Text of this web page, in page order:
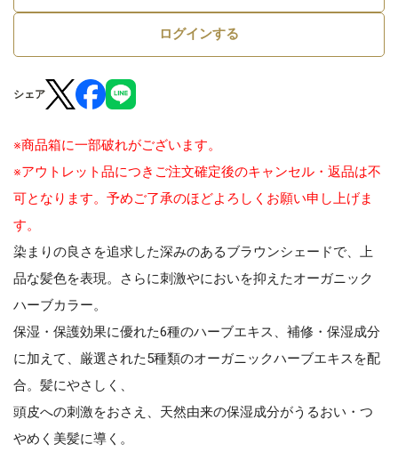
ログインする
シェア
※商品箱に一部破れがございます。
※アウトレット品につきご注文確定後のキャンセル・返品は不
可となります。予めご了承のほどよろしくお願い申し上げま
す。
染まりの良さを追求した深みのあるブラウンシェードで、上
品な髪色を表現。さらに刺激やにおいを抑えたオーガニック
ハーブカラー。
保湿・保護効果に優れた6種のハーブエキス、補修・保湿成分
に加えて、厳選された5種類のオーガニックハーブエキスを配
合。髪にやさしく、
頭皮への刺激をおさえ、天然由来の保湿成分がうるおい・つ
やめく美髪に導く。